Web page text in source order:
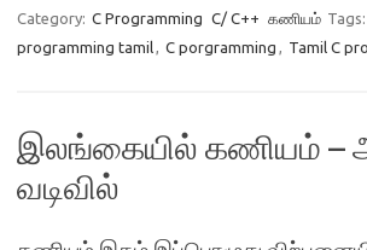
Category: C Programming C/ C++ கணியம் Tags:
programming tamil, C porgramming , Tamil C
இலங்கையில் கணியம் –
வடிவில்